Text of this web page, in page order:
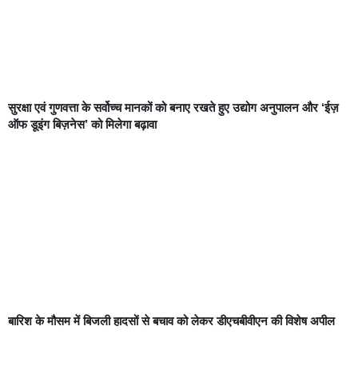
सुरक्षा एवं गुणवत्ता के सर्वोच्च मानकों को बनाए रखते हुए उद्योग अनुपालन और ‘ईज़
ऑफ डूइंग बिज़नेस’ को मिलेगा बढ़ावा
बारिश के मौसम में बिजली हादसों से बचाव को लेकर डीएचबीवीएन की विशेष अपील